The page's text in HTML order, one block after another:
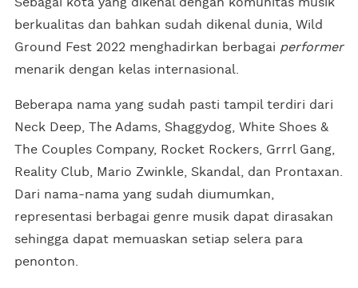
berkualitas dan bahkan sudah dikenal dunia, Wild
Ground Fest 2022 menghadirkan berbagai performer
menarik dengan kelas internasional.
Beberapa nama yang sudah pasti tampil terdiri dari
Neck Deep, The Adams, Shaggydog, White Shoes &
The Couples Company, Rocket Rockers, Grrrl Gang,
Reality Club, Mario Zwinkle, Skandal, dan Prontaxan.
Dari nama-nama yang sudah diumumkan,
representasi berbagai genre musik dapat dirasakan
sehingga dapat memuaskan setiap selera para
penonton.